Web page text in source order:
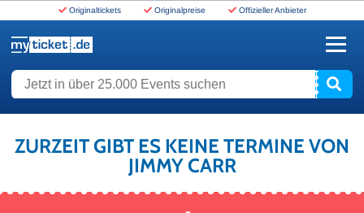
Originaltickets Originalpreise Offizieller Anbieter
Jetzt in über 25.000 Events suchen
ZURZEIT GIBT ES KEINE TERMINE VON
JIMMY CARR